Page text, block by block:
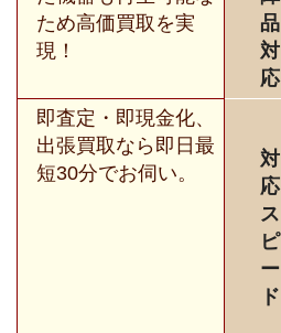
ため高価買取を実
現！
品
対
応
即査定・即現金化、
出張買取なら即日最
短30分でお伺い。
対
応
ス
ピ
ー
ド